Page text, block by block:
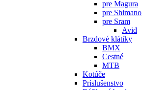
pre Magura
pre Shimano
pre Sram
Avid
Brzdové klátiky
BMX
Cestné
MTB
Kotúče
Príslušenstvo